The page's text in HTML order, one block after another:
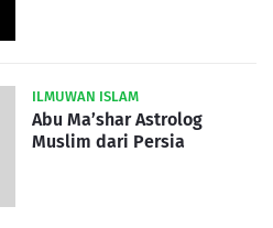
ILMUWAN ISLAM
Abu Ma’shar Astrolog
Muslim dari Persia